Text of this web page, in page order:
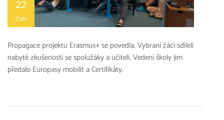
22
ČVN
Propagace projektu Erasmus+ se povedla. Vybraní žáci sdíleli
nabyté zkušenosti se spolužáky a učiteli. Vedení školy jim
předalo Europasy mobilit a Certifikáty.